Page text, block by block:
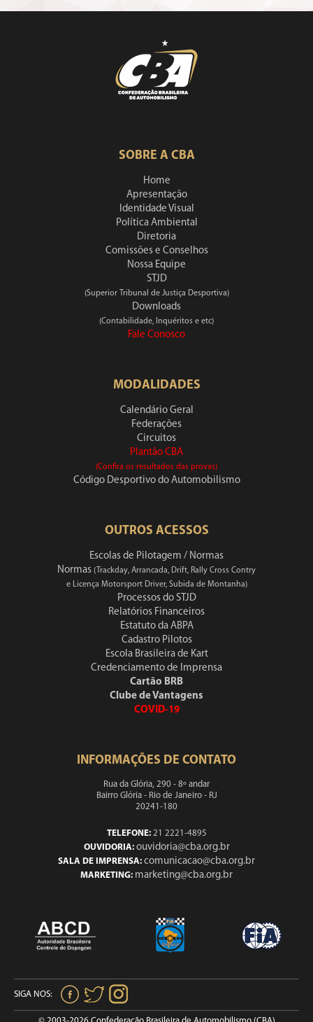
SOBRE A CBA
Home
Apresentação
Identidade Visual
Política Ambiental
Diretoria
Comissões e Conselhos
Nossa Equipe
STJD
(Superior Tribunal de Justiça Desportiva)
Downloads
(Contabilidade, Inquéritos e etc)
Fale Conosco
MODALIDADES
Calendário Geral
Federações
Circuitos
Plantão CBA
(Confira os resultados das provas)
Código Desportivo do Automobilismo
OUTROS ACESSOS
Escolas de Pilotagem / Normas
Normas (Trackday, Arrancada, Drift, Rally Cross Contry
e Licença Motorsport Driver, Subida de Montanha)
Processos do STJD
Relatórios Financeiros
Estatuto da ABPA
Cadastro Pilotos
Escola Brasileira de Kart
Credenciamento de Imprensa
Cartão BRB
Clube de Vantagens
COVID-19
INFORMAÇÕES DE CONTATO
Rua da Glória, 290 - 8º andar
Bairro Glória - Rio de Janeiro - RJ
20241-180
TELEFONE:21 2221-4895
OUVIDORIA: ouvidoria@cba.org.br
SALA DE IMPRENSA: comunicacao@cba.org.br
MARKETING: marketing@cba.org.br
SIGA NOS: